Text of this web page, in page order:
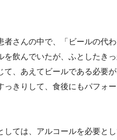
者さんの中で、「ビールの代
を飲んでいたが、ふとしたき
て、あえてビールである必要
っきりして、食後にもパフォ
しては、アルコールを必要と